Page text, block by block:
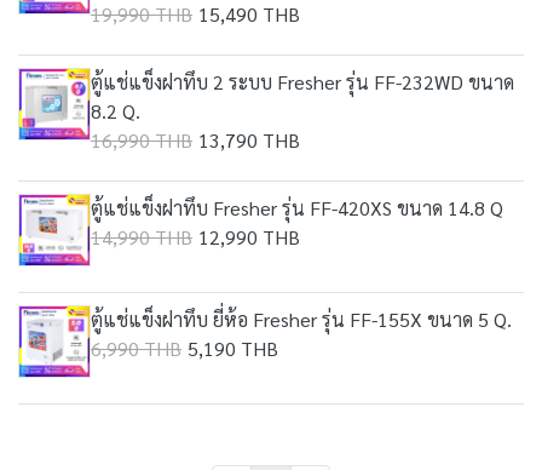
19,990 THB 15,490 THB
ตู้แช่แข็งฝาทึบ 2 ระบบ Fresher รุ่น FF-232WD ขนาด
8.2 Q.
16,990 THB 13,790 THB
ตู้แช่แข็งฝาทึบ Fresher รุ่น FF-420XS ขนาด 14.8 Q
14,990 THB 12,990 THB
ตู้แช่แข็งฝาทึบ ยี่ห้อ Fresher รุ่น FF-155X ขนาด 5 Q.
6,990 THB 5,190 THB